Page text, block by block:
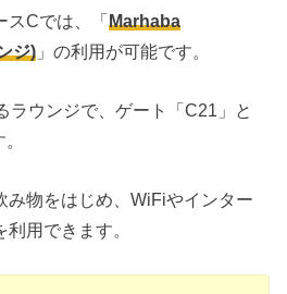
スCでは、「Marhaba
ジ) 」の利用が可能です。
ラウンジで、ゲート「C21」と
み物をはじめ、WiFiやインター
用できます。